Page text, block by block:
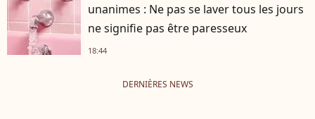
unanimes : Ne pas se laver tous les jours
ne signifie pas être paresseux
18:44
DERNIÈRES NEWS